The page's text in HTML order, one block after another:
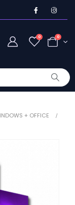
0 0
+ OFFICE